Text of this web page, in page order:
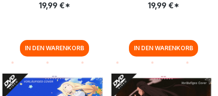
19,99 €*
IN DEN WARENKORB
19,99 €*
IN DEN WARENKORB